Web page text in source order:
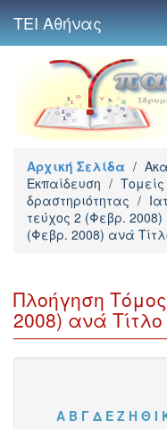
ΤΕΙ Αθήνας
Αρχική Σελίδα /
Εκπαίδευση /
δραστηριότητας /
τεύχος 2 (Φεβρ. 2008)
(Φεβρ. 2008) ανά
Πλοήγηση
2008) ανά Τίτλο
Α Β Γ Δ Ε Ζ Η Θ Ι